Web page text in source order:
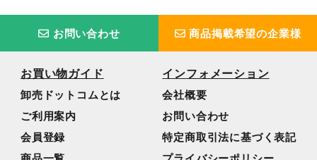
お問い合わせ 商品掲載希望の企業様
お買い物ガイド
卸売ドットコムとは
ご利用案内
会員登録
インフォメーション
会社概要
お問い合わせ
特定商取引法に基づく表記